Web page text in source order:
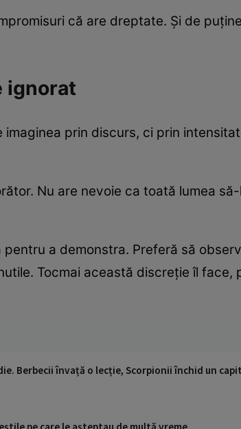
că are dreptate. Și de
ignorat
prin discurs, ci prin
Nu are nevoie ca toată lumea
a demonstra. Preferă să
Tocmai această discreție îl face,
Berbecii învață o lecție, Scorpionii închid un
pe care le așteptau de multă vreme